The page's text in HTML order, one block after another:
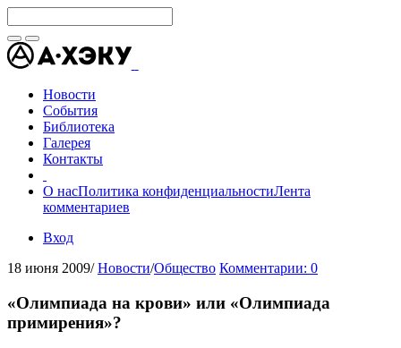
Новости
События
Библиотека
Галерея
Контакты
О насПолитика конфиденциальностиЛента
комментариев
Вход
18 июня 2009/ Новости/Общество Комментарии: 0
«Олимпиада на крови» или «Олимпиада
примирения»?